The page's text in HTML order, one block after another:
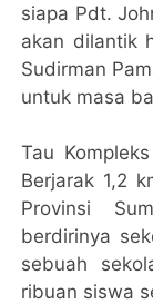
siapa Pdt.
akan dilantik
Sudirman
untuk masa
Tau
Berjarak 1,2
Provinsi
berdirinya
sebuah
ribuan siswa